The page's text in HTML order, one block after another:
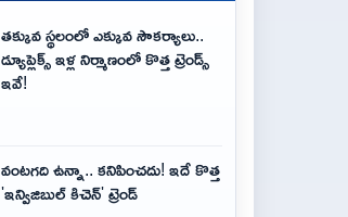
తక్కువ స్థలంలో ఎక్కువ సౌకర్యాలు..
డ్యూప్లెక్స్ ఇళ్ల నిర్మాణంలో కొత్త ట్రెండ్స్
ఇవే!
వంటగది ఉన్నా.. కనిపించదు! ఇదే కొత్త
'ఇన్విజిబుల్ కిచెన్' ట్రెండ్